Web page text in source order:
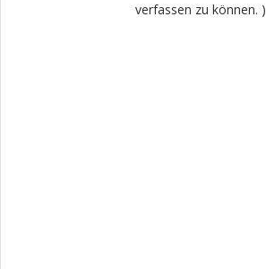
verfassen zu können. )